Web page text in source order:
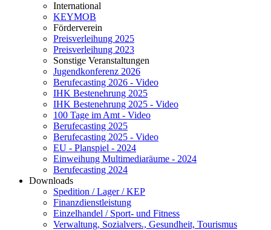
International
KEYMOB
Förderverein
Preisverleihung 2025
Preisverleihung 2023
Sonstige Veranstaltungen
Jugendkonferenz 2026
Berufecasting 2026 - Video
IHK Bestenehrung 2025
IHK Bestenehrung 2025 - Video
100 Tage im Amt - Video
Berufecasting 2025
Berufecasting 2025 - Video
EU - Planspiel - 2024
Einweihung Multimediaräume - 2024
Berufecasting 2024
Downloads
Spedition / Lager / KEP
Finanzdienstleistung
Einzelhandel / Sport- und Fitness
Verwaltung, Sozialvers., Gesundheit, Tourismus